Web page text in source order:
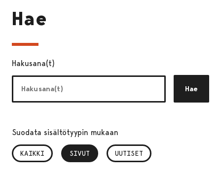
Hae
Hakusana(t)
Hae
Suodata sisältötyypin mukaan
KAIKKI SIVUT
, VALITTU UUTISET